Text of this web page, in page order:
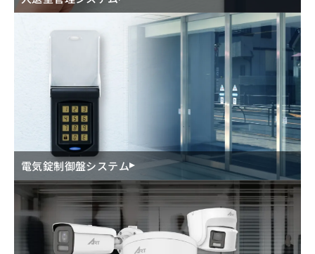
電気錠制御盤システム